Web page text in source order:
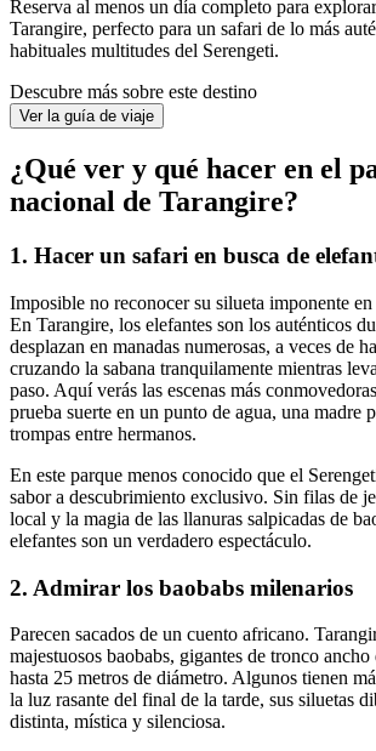
Reserva al menos un día completo para
Tarangire, perfecto para un safari de lo más
habituales multitudes del Serengeti.
Descubre más sobre este destino
Ver la guía de viaje
¿Qué ver y qué hacer en el
nacional de Tarangire?
1. Hacer un safari en busca de
Imposible no reconocer su silueta imponente
En Tarangire, los elefantes son los auténticos
desplazan en manadas numerosas, a veces de
cruzando la sabana tranquilamente mientras
paso. Aquí verás las escenas más
prueba suerte en un punto de agua, una madre
trompas entre hermanos.
En este parque menos conocido que el
sabor a descubrimiento exclusivo. Sin filas de
local y la magia de las llanuras salpicadas de
elefantes son un verdadero espectáculo.
2. Admirar los baobabs milenarios
Parecen sacados de un cuento africano.
majestuosos baobabs, gigantes de tronco
hasta 25 metros de diámetro. Algunos tienen
la luz rasante del final de la tarde, sus siluetas
distinta, mística y silenciosa.